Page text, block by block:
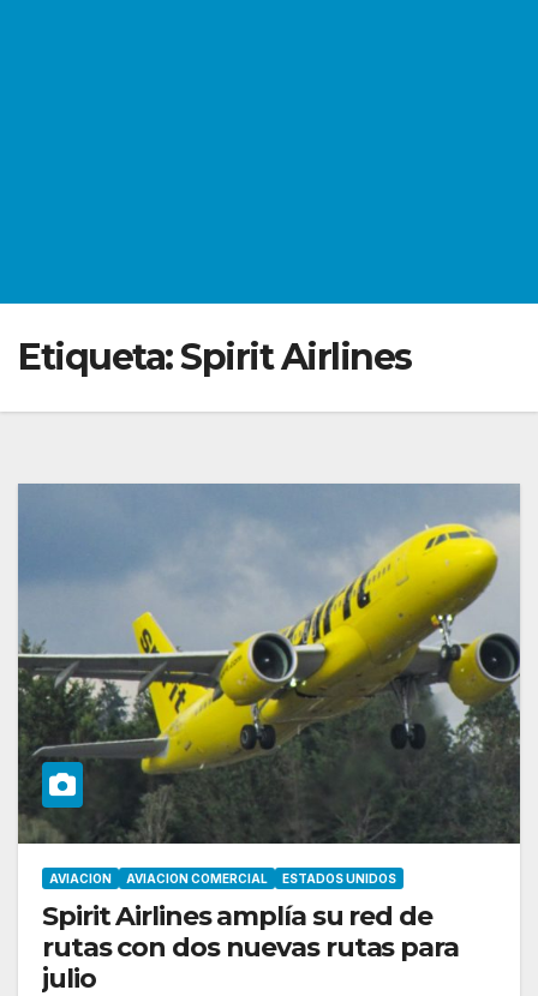
Etiqueta:Spirit Airlines
AVIACION AVIACION COMERCIAL ESTADOS UNIDOS
Spirit Airlines amplía su red de
rutas con dos nuevas rutas para
julio